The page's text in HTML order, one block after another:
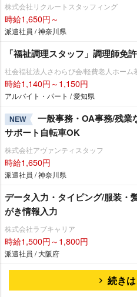
株式会社リクルートスタッフィング
時給1,650円～
派遣社員 / 神奈川県
「福祉調理スタッフ」調理師免
社会福祉法人さわらび会/軽費老人ホーム
時給1,140円～1,150円
アルバイト・パート / 愛知県
NEW
一般事務・OA事務/残業
サポート自転車OK
株式会社アヴァンティスタッフ
時給1,650円
派遣社員 / 神奈川県
データ入力・タイピング/服装・
がき情報入力
株式会社ラブキャリア
時給1,500円～1,800円
派遣社員 / 大阪府
続き